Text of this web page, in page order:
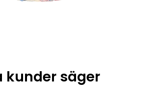
kunder säger